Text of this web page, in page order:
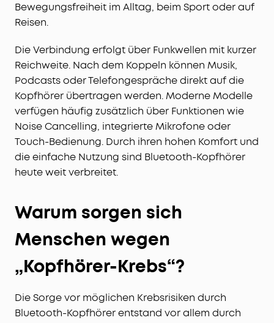
Bewegungsfreiheit im Alltag, beim Sport oder auf
Reisen.
Die Verbindung erfolgt über Funkwellen mit kurzer
Reichweite. Nach dem Koppeln können Musik,
Podcasts oder Telefongespräche direkt auf die
Kopfhörer übertragen werden. Moderne Modelle
verfügen häufig zusätzlich über Funktionen wie
Noise Cancelling, integrierte Mikrofone oder
Touch-Bedienung. Durch ihren hohen Komfort und
die einfache Nutzung sind Bluetooth-Kopfhörer
heute weit verbreitet.
Warum sorgen sich
Menschen wegen
„Kopfhörer-Krebs“?
Die Sorge vor möglichen Krebsrisiken durch
Bluetooth-Kopfhörer entstand vor allem durch